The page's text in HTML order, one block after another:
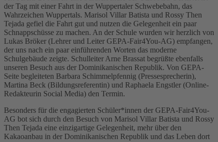
der Tag mit einer Fahrt in der Wuppertaler Schwebebahn, das
Wahrzeichen Wuppertals. Marisol Villar Batista und Rossy Then
Tejada gefiel die Fahrt gut und nutzen die Gelegenheit ein paar
Schnappschüsse zu machen. An der Schule wurden wir herzlich von
Lukas Bröker (Lehrer und Leiter GEPA-Fair4You-AG) empfangen,
der uns nach ein paar einführenden Worten das moderne
Schulgebäude zeigte. Schulleiter Arne Brassat begrüßte ebenfalls
unseren Besuch aus der Dominikanischen Republik. Von GEPA-
Seite begleiteten Barbara Schimmelpfennig (Pressesprecherin),
Martina Beck (Bildungsreferentin) und Raphaela Engstler (Online-
Redakteurin Social Media) den Termin.
Besonders für die engagierten Schüler*innen der GEPA-Fair4You-
AG bot sich durch den Besuch von Marisol Villar Batista und Rossy
Then Tejada eine einzigartige Gelegenheit, mehr über den
Kakaoanbau in der Dominikanischen Republik und das Leben dort